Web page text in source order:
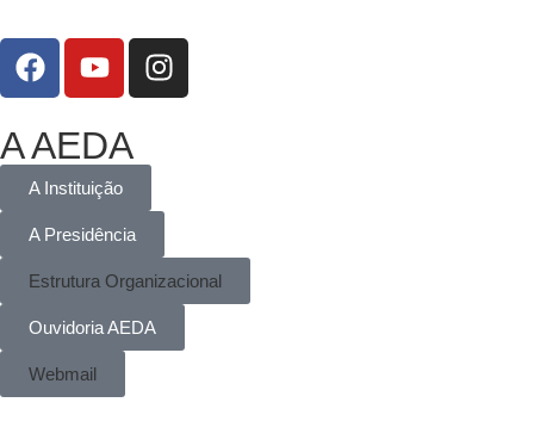
A AEDA
A Instituição
A Presidência
Estrutura Organizacional
Ouvidoria AEDA
Webmail